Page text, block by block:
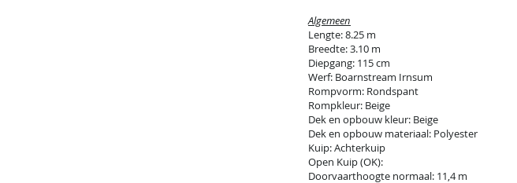
Algemeen
Lengte: 8.25 m
Breedte: 3.10 m
Diepgang: 115 cm
Werf: Boarnstream Irnsum
Rompvorm: Rondspant
Rompkleur: Beige
Dek en opbouw kleur: Beige
Dek en opbouw materiaal: Polyester
Kuip: Achterkuip
Open Kuip (OK):
Doorvaarthoogte normaal: 11,4 m